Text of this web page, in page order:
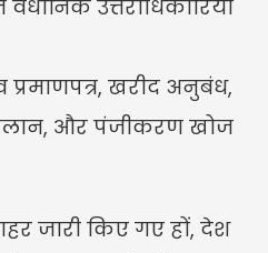
उत्तराधिकारियों
प्रमाणपत्र, खरीद अनुबंध,
और पंजीकरण खोज
जारी किए गए हों, देश